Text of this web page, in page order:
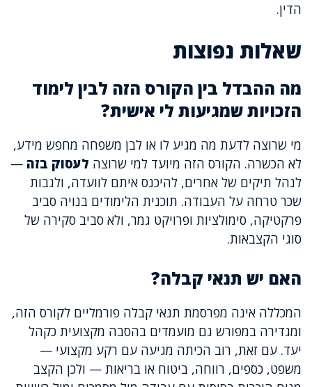
הדין.
שאלות נפוצות
מה ההבדל בין הקורס הזה לבין לימוד
הזכויות שמגיעות לי אישית?
מי שרוצה לדעת מה מגיע לו או לבן משפחה מחפש מידע,
לא הכשרה. הקורס הזה מיועד למי שרוצה לעסוק בזה —
לנהל תיקים של אחרים, להיכנס איתם לוועדה, ולגבות
שכר טרחה על העבודה. תוכנית הלימודים בנויה סביב
פרקטיקה, סימולציות ופרויקט גמר, ולא סביב סקירה של
סוגי הקצבאות.
האם יש תנאי קבלה?
המכללה אינה מפרסמת תנאי קבלה פורמליים לקורס הזה,
ומגדירה במפורש גם מועמדים בהסבה מקצועית כקהל
יעד. עם זאת, רוב הכיתה מגיעה עם רקע מקצועי —
משפט, כספים, רווחה, ביטוח או בריאות — ולכן הקצב